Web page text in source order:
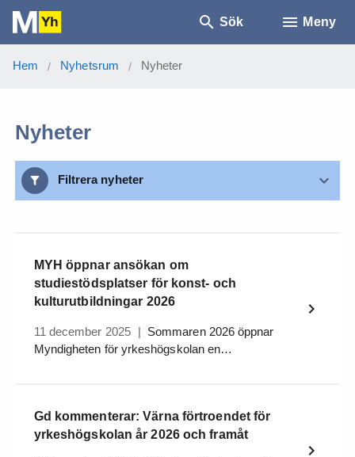
Sök Meny
Hem / Nyhetsrum / Nyheter
Nyheter
Filtrera nyheter
MYH öppnar ansökan om
studiestödsplatser för konst- och
kulturutbildningar 2026
11 december 2025 | Sommaren 2026 öppnar
Myndigheten för yrkeshögskolan en
Gd kommenterar: Värna förtroendet för
yrkeshögskolan år 2026 och framåt